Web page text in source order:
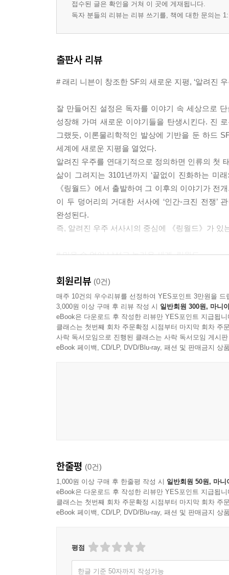
접수된 글은 확인을 거쳐 이 곳에 게재됩니다.
독자 분들의 리뷰는 리뷰 쓰기를, 책에 대한 문의는
출판사 리뷰
# 래리 니븐이 창조한 SF의 새로운 지평, ‘알려진 우
잘 만들어진 설정은 독자를 이야기 속 세상으로
성장해 가며 새로운 이야기들을 탄생시킨다. 진
그랬듯, 이론물리학적인 발상에 기반을 둔 하드
세계에 새로운 지평을 열었다.
알려진 우주를 연대기적으로 정의하면 인류의 첫
삶이 그려지는 3101년까지 ‘끝없이 진화하는 미
《링월드》에서 출발하여 그 이후의 이야기가 전
이 두 덩어리의 거대한 서사에 ‘인간-크진 전쟁’
완성된다.
즉, 알려진 우주 서사시의 중심에 《링월드》가 있
# 믿을 수 없이 낯설고 놀라운 세계, 링월드
지름이 태양과 지구 사이의 거리와 비슷한 반
백사십사조 제곱킬로미터가 된다. 머릿속에 단
링월드이고, 이곳에는 대략 삼십 조에 달하는 다양
고도의 지능과 첨단의 과학기술을 보유하고 있
‘퍼페티어’라는 이름을 얻게 된 외계 종족이 링
잠재적인 위협을 의미하기 때문이다. 그 외계 종
# 《링월드》가 남긴 미스터리에 대한 해답들
《링월드》 시퀄들이 단순히 기술적인 측면의 오
특히 《링월드의 아이들》은 링월드 자체를
궁금증을 풀어 주었다면 이제 링월드의 미래를
회원리뷰 (0건)
매주 10건의 우수리뷰를 선정하여 YES포인트 3만원을 드
3,000원 이상 구매 후 리뷰 작성 시 일반회원 300원, 마니
eBook은 다운로드 후 작성한 리뷰만 YES포인트 지급됩니
클래스는 첫번째 회차 주문확정 시점부터 마지막 회차 주
사락 독서모임으로 진행된 클래스는 사락 독서모임 게시
eBook 페이백, CD/LP, DVD/Blu-ray, 패션 및 판매금지 상
한줄평 (0건)
1,000원 이상 구매 후 한줄평 작성 시 일반회원 50원, 마니
eBook은 다운로드 후 작성한 리뷰만 YES포인트 지급됩니
클래스는 첫번째 회차 주문확정 시점부터 마지막 회차 주
eBook 페이백, CD/LP, DVD/Blu-ray, 패션 및 판매금지 상
평점
한글 기준 50자까지 작성가능